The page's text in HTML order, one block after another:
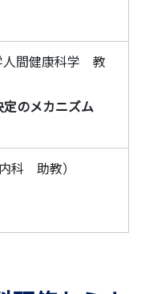
間健康科学 教
のメカニズム
科 助教）